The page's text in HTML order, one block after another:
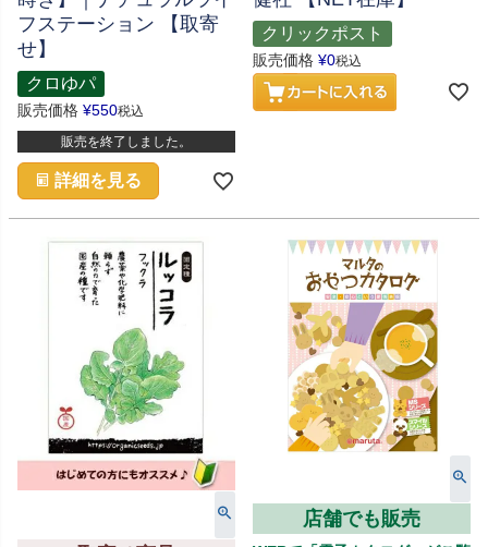
フステーション 【取寄
せ】
クロゆパ
販売価格 ¥550税込
販売を終了しました。
詳細を見る
クリックポスト
販売価格 ¥0税込
店舗でも販売